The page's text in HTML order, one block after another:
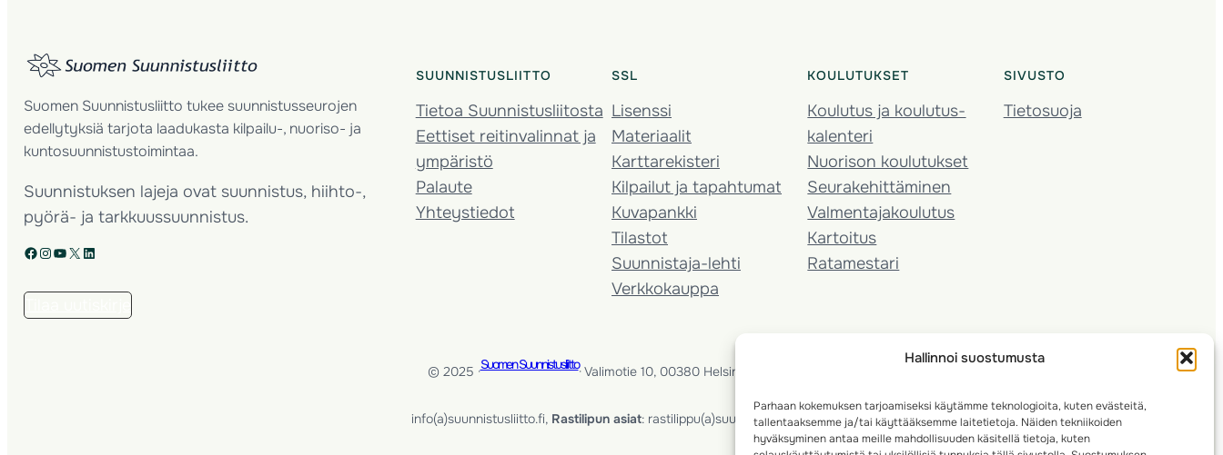
Hallinnoi suostumusta
Parhaan kokemuksen tarjoamiseksi käytämme teknologioita, kuten evästeitä,
tallentaaksemme ja/tai käyttääksemme laitetietoja. Näiden tekniikoiden
hyväksyminen antaa meille mahdollisuuden käsitellä tietoja, kuten
Suomen Suunnistusliitto tukee suunnistusseurojen
edellytyksiä tarjota laadukasta kilpailu-, nuoriso- ja
kuntosuunnistustoimintaa.
Suunnistuksen lajeja ovat suunnistus, hiihto-,
pyörä- ja tarkkuussuunnistus.
Facebook Instagram YouTube X LinkedIn
SUUNNISTUSLIITTO
Tietoa Suunnistusliitosta
Eettiset reitinvalinnat ja
ympäristö
Palaute
Yhteystiedot
SSL
Lisenssi
Materiaalit
Karttarekisteri
Kilpailut ja tapahtumat
Kuvapankki
Tilastot
Suunnistaja-lehti
Verkkokauppa
KOULUTUKSET
Koulutus ja koulutus­
kalenteri
Nuorison koulutukset
Seura­kehittäminen
Valmentaja­koulutus
Kartoitus
Ratamestari
SIVUSTO
Tietosuoja
© 2025 ·Suomen Suunnistusliitto· Valimotie 10, 00380 Helsinki, Finland
info(a)suunnistusliitto.fi, Rastilipun asiat: rastilippu(a)suunnistusliitto.fi